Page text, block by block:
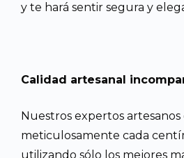
y te hará sentir segura y
Calidad artesanal
Nuestros expertos artesanos
meticulosamente cada
utilizando sólo los mejores